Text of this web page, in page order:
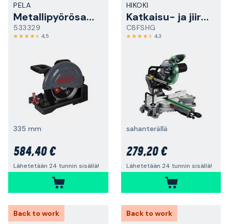
PELA
Metallipyörösaha
533329
4,5
335 mm
584,40 €
Lähetetään 24 tunnin sisällä!
HIKOKI
Katkaisu- ja jiirisaha
C8FSHG
4,3
sahanterällä
279,20 €
Lähetetään 24 tunnin sisällä!
Back to work
Back to work